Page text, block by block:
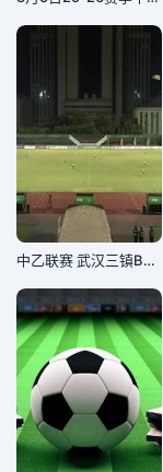
中乙联赛 武汉三镇B队VS泰安天贶 20250823